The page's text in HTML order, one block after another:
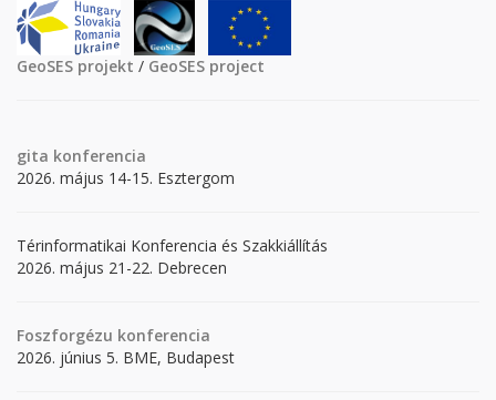
GeoSES projekt / GeoSES project
gita konferencia
2026. május 14-15. Esztergom
Térinformatikai Konferencia és Szakkiállítás
2026. május 21-22. Debrecen
Foszforgézu konferencia
2026. június 5. BME, Budapest